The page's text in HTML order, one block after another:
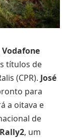
títulos de
(CPR). José
para
a oitava e
de
, um